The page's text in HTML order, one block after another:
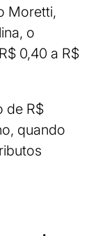
Moretti,
o
0,40 a R$
de R$
quando